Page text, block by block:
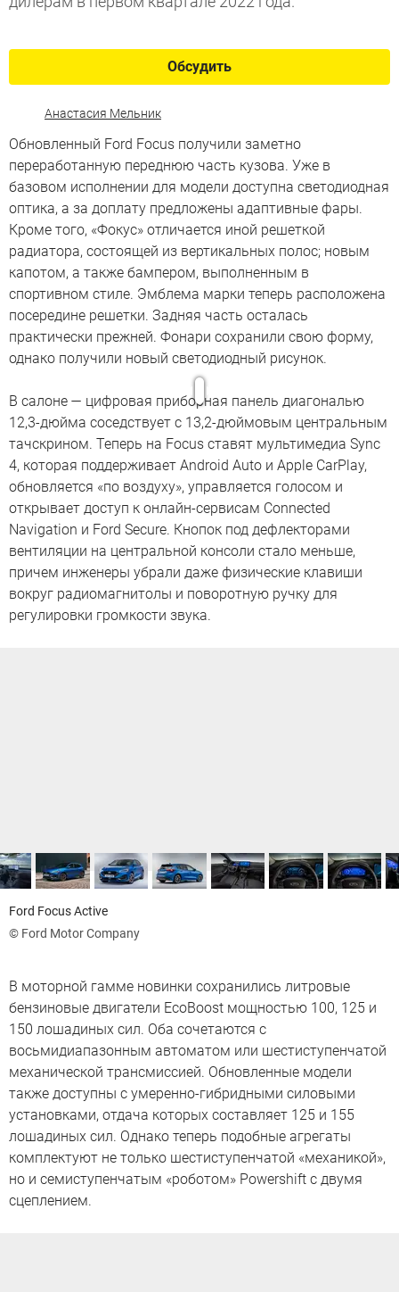
Обсудить
Анастасия Мельник
Обновленный Ford Focus получили заметно
переработанную переднюю часть кузова. Уже в
базовом исполнении для модели доступна светодиодная
оптика, а за доплату предложены адаптивные фары.
Кроме того, «Фокус» отличается иной решеткой
радиатора, состоящей из вертикальных полос; новым
капотом, а также бампером, выполненным в
спортивном стиле. Эмблема марки теперь расположена
посередине решетки. Задняя часть осталась
практически прежней. Фонари сохранили свою форму,
однако получили новый светодиодный рисунок.
Было
© Ford
Motor
Company
В салоне — цифровая приборная панель диагональю
12,3-дюйма соседствует с 13,2-дюймовым центральным
тачскрином. Теперь на Focus ставят мультимедиа Sync
4, которая поддерживает Android Auto и Apple CarPlay,
обновляется «по воздуху», управляется голосом и
открывает доступ к онлайн-сервисам Connected
Navigation и Ford Secure. Кнопок под дефлекторами
вентиляции на центральной консоли стало меньше,
причем инженеры убрали даже физические клавиши
вокруг радиомагнитолы и поворотную ручку для
регулировки громкости звука.
Ford Focus Active
© Ford Motor Company
В моторной гамме новинки сохранились литровые
бензиновые двигатели EcoBoost мощностью 100, 125 и
150 лошадиных сил. Оба сочетаются с
восьмидиапазонным автоматом или шестиступенчатой
механической трансмиссией. Обновленные модели
также доступны с умеренно-гибридными силовыми
установками, отдача которых составляет 125 и 155
лошадиных сил. Однако теперь подобные агрегаты
комплектуют не только шестиступенчатой «механикой»,
но и семиступенчатым «роботом» Powershift с двумя
сцеплением.